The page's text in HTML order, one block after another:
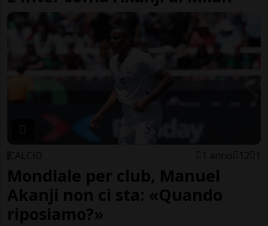
CALCIO 1 anno 12 1
Mondiale per club, Manuel
Akanji non ci sta: «Quando
riposiamo?»